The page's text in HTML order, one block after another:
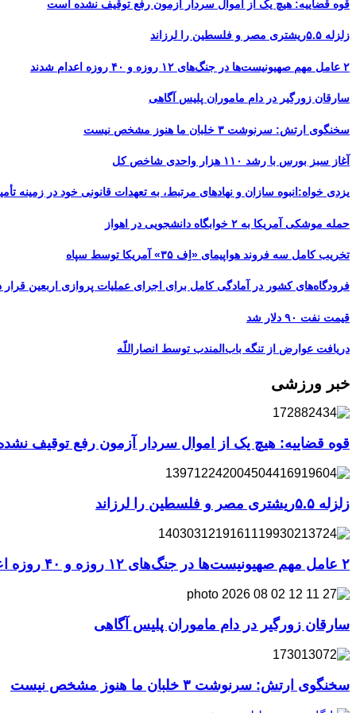
قوه قضاییه: هیچ یک از اموال سردار آزمون رفع توقیف نشده است
زلزله ۵.۵ریشتری مصر و فلسطین را لرزاند
۲ عامل مهم صهیونیست‌ها در جنگ‌های ۱۲ روزه و ۴۰ روزه اعدام شدند
سارقان زورگیر در دام ماموران پلیس آگاهی
سخنگوی ارتش: سرنوشت ۳ خلبان ما هنوز مشخص نیست
آغاز سبز بورس با رشد ۱۱۰ هزار واحدی شاخص کل
یزدی خواه:انبوه سازان و نهادهای مرتبط، به تعهدات قانونی خود در زمینه
حمله موشکی آمریکا به ۲ خوابگاه دانشجویی در اهواز
تخریب کامل سه فروند هواپیمای «اِف ۳۵» آمریکا توسط سپاه
فرودگاه‌های کشور در آمادگی کامل برای اجرای عملیات پروازی اربعین قرار
قیمت نفت ۹۰ دلار شد
دریافت عوارض از تنگه باب‌المندب توسط انصاراللّه
خبر ورزشی
قوه قضاییه: هیچ یک از اموال سردار آزمون رفع توقیف
زلزله ۵.۵ریشتری مصر و فلسطین را لرزاند
۲ عامل مهم صهیونیست‌ها در جنگ‌های ۱۲ روزه و ۴۰ روزه اعدام شدند
سارقان زورگیر در دام ماموران پلیس آگاهی
سخنگوی ارتش: سرنوشت ۳ خلبان ما هنوز مشخص نیست